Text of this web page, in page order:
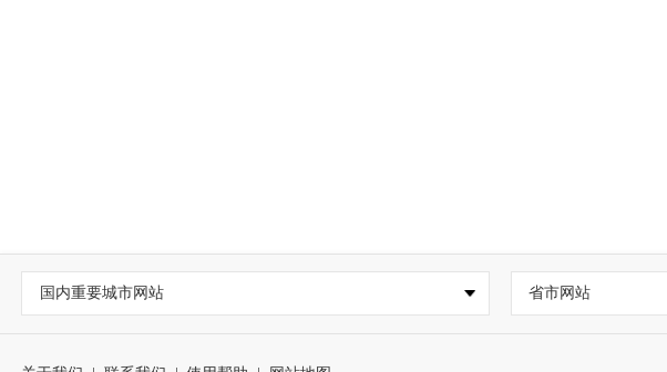
国内重要城市网站 省市网站